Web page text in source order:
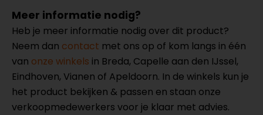
Meer informatie nodig?
Heb je meer informatie nodig over dit product?
Neem dan contact met ons op of kom langs in één
van onze winkels in Breda, Capelle aan den IJssel,
Eindhoven, Vianen of Apeldoorn. In de winkels kun je
het product bekijken & passen en staan onze
verkoopmedewerkers voor je klaar met advies.